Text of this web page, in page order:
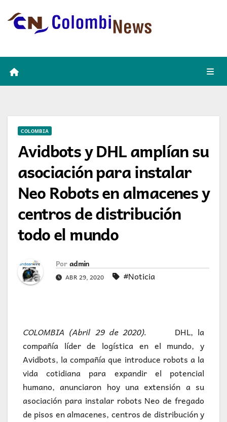
COLOMBIA
Avidbots y DHL amplían su
asociación para instalar
Neo Robots en almacenes y
centros de distribución
todo el mundo
Por admin
ABR 29, 2020 #Noticia
COLOMBIA (Abril 29 de 2020). DHL, la
compañía líder de logística en el mundo, y
Avidbots, la compañía que introduce robots a la
vida cotidiana para expandir el potencial
humano, anunciaron hoy una extensión a su
asociación para instalar robots Neo de fregado
de pisos en almacenes, centros de distribución y